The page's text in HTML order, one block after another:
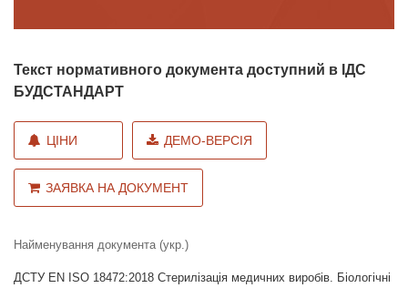
Текст нормативного документа доступний в ІДС
БУДСТАНДАРТ
ЦІНИ ДЕМО-ВЕРСІЯ
ЗАЯВКА НА ДОКУМЕНТ
Найменування документа (укр.)
ДСТУ EN ISO 18472:2018 Стерилізація медичних виробів. Біологічні